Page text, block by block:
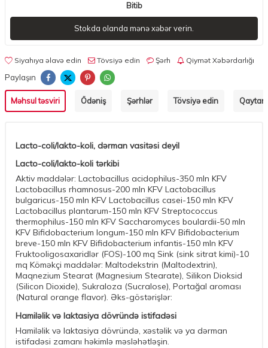
Bitib
Stokda olanda mənə xəbər verin.
Siyahıya əlavə edin Tövsiyə edin Şərh Qiymət Xəbərdarlığı
Paylaşın
Məhsul təsviri Ödəniş Şərhlər Tövsiyə edin
Lacto-coli/lakto-koli, dərman vasitəsi deyil
Lacto-coli/lakto-koli tərkibi
Aktiv maddələr: Lactobacillus acidophilus-350 mln KFV
Lactobacillus rhamnosus-200 mln KFV Lactobacillus
bulgaricus-150 mln KFV Lactobacillus casei-150 mln KFV
Lactobacillus plantarum-150 mln KFV Streptococcus
thermophilus-150 mln KFV Saccharomyces boulardii-50 mln
KFV Bifidobacterium longum-150 mln KFV Bifidobacterium
breve-150 mln KFV Bifidobacterium infantis-150 mln KFV
Fruktooligosaxaridlər (FOS)-100 mq Sink (sink sitrat kimi)-10
mq Köməkçi maddələr: Maltodekstrin (Maltodextrin),
Maqnezium Stearat (Magnesium Stearate), Silikon Dioksid
(Silicon Dioxide), Sukraloza (Sucralose), Portağal aroması
(Natural orange flavor). Əks-göstərişlər:
Hamiləlik və laktasiya dövründə istifadəsi
Hamiləlik və laktasiya dövründə, xəstəlik və ya dərman
istifadəsi zamanı həkimlə məsləhətləşin.